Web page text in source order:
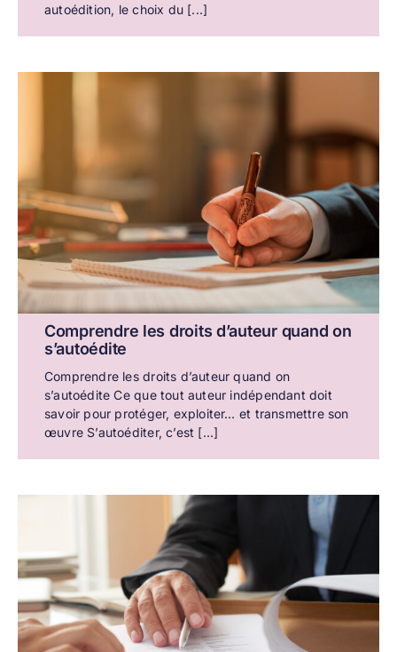
autoédition, le choix du [...]
Comprendre les droits d’auteur quand on
s’autoédite
Comprendre les droits d’auteur quand on
s’autoédite Ce que tout auteur indépendant doit
savoir pour protéger, exploiter… et transmettre son
œuvre S’autoéditer, c’est [...]